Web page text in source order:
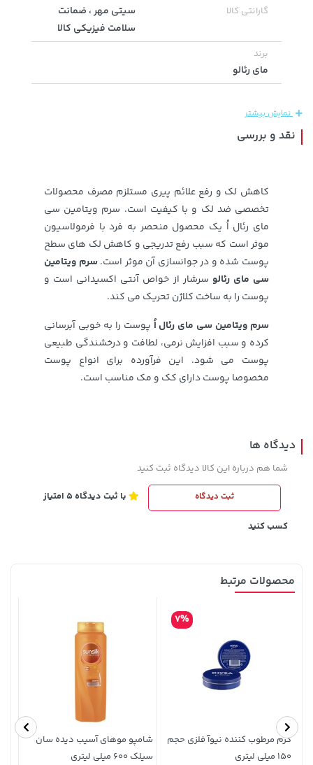
339,900 تومان خرید
141,000 تومان
خرید
165,900
خرید 119,900 تومان
3,679,000 تومان
گارانتی کالا
سیتی مهر ، ضمانت
سلامت فیزیکی کالا
برند
مای رئالو
نمایش بیشتر
نقد و بررسی
کاهش لک و رفع علائم پیری مستلزم مصرف محصولات
تخصصی ضد لک و با کیفیت است. سرم ویتامین سی
مای رئال اُ یک محصول منحصر به فرد با فرمولاسیون
موثر است که سبب رفع تدریجی و کاهش لک های سطح
پوست شده و در جوانسازی آن موثر است.سرم ویتامین
سی مای رئالو سرشار از خواص آنتی اکسیدانی است و
پوست را به ساخت کلاژن تحریک می کند.
سرم ویتامین سی مای رئال اُ پوست را به خوبی آبرسانی
کرده و سبب افزایش نرمی، لطافت و درخشندگی طبیعی
پوست می شود. این فرآورده برای انواع پوست
مخصوصا پوست دارای کک و مک مناسب است.
دیدگاه ها
شما هم درباره این کالا دیدگاه ثبت کنید
ثبت دیدگاه با ثبت دیدگاه 5 امتیاز
کسب کنید
محصولات مرتبط
کرم مرطوب کننده نیوآ فلزی حجم
150 میلی لیتری
7%
شامپو موهای آسیب دیده سان
سیلک 600 میلی لیتری